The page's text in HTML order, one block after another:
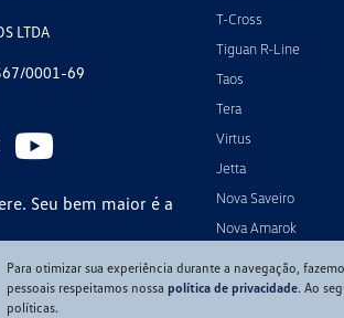
LTDA
0001-69
Seu bem maior é a
T-Cross
Tiguan R-Line
Taos
Tera
Virtus
Jetta
Nova Saveiro
Nova Amarok
Para otimizar sua experiência durante a navegação,
pessoais respeitamos nossa política de privacidade. Ao
políticas.